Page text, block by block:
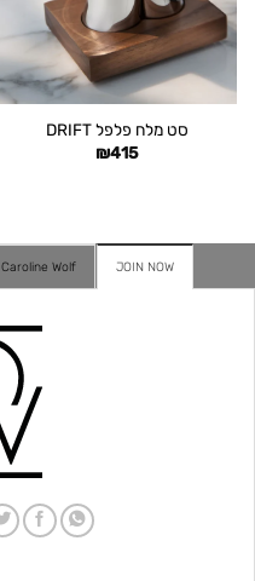
סט מלח פלפל DRIFT
₪415
JOIN NOW
Caroline Wolf